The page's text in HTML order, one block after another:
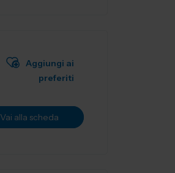
Aggiungi ai
preferiti
Vai alla scheda